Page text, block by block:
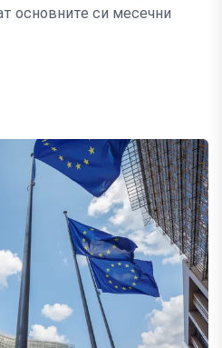
основните си месечни